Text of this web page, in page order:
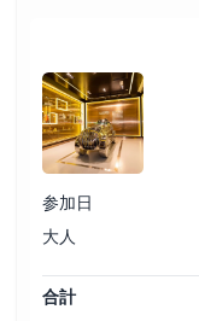
行き方
引換方法
キャンセルポリシー
参加日
大人
合計